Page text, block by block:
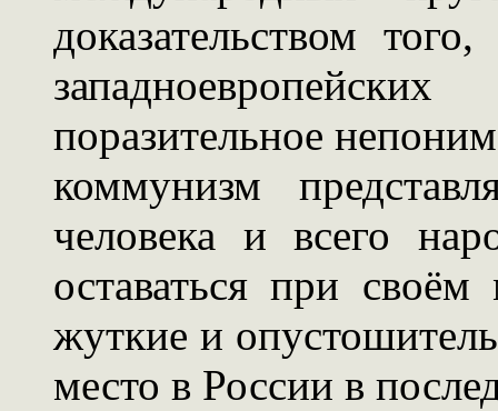
доказательством
поразительное
коммунизм
человека и всего
оставаться при
жуткие и
место в России в